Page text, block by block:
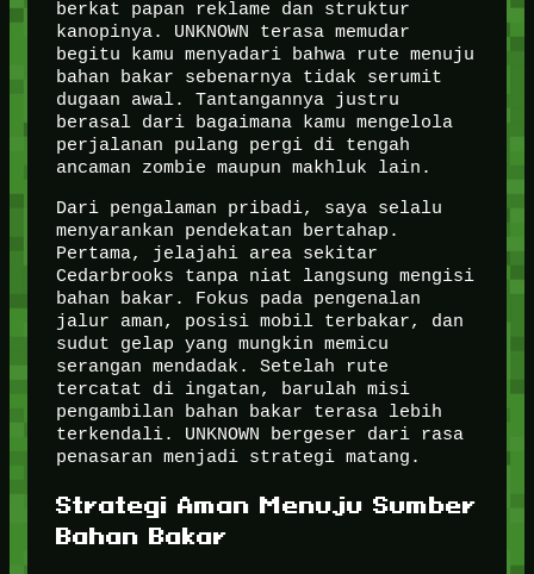
berkat papan reklame dan struktur
kanopinya. UNKNOWN terasa memudar
begitu kamu menyadari bahwa rute menuju
bahan bakar sebenarnya tidak serumit
dugaan awal. Tantangannya justru
berasal dari bagaimana kamu mengelola
perjalanan pulang pergi di tengah
ancaman zombie maupun makhluk lain.
Dari pengalaman pribadi, saya selalu
menyarankan pendekatan bertahap.
Pertama, jelajahi area sekitar
Cedarbrooks tanpa niat langsung mengisi
bahan bakar. Fokus pada pengenalan
jalur aman, posisi mobil terbakar, dan
sudut gelap yang mungkin memicu
serangan mendadak. Setelah rute
tercatat di ingatan, barulah misi
pengambilan bahan bakar terasa lebih
terkendali. UNKNOWN bergeser dari rasa
penasaran menjadi strategi matang.
Strategi Aman Menuju Sumber
Bahan Bakar